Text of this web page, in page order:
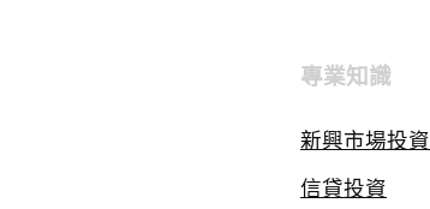
專業知識
新興市場投資
信貸投資